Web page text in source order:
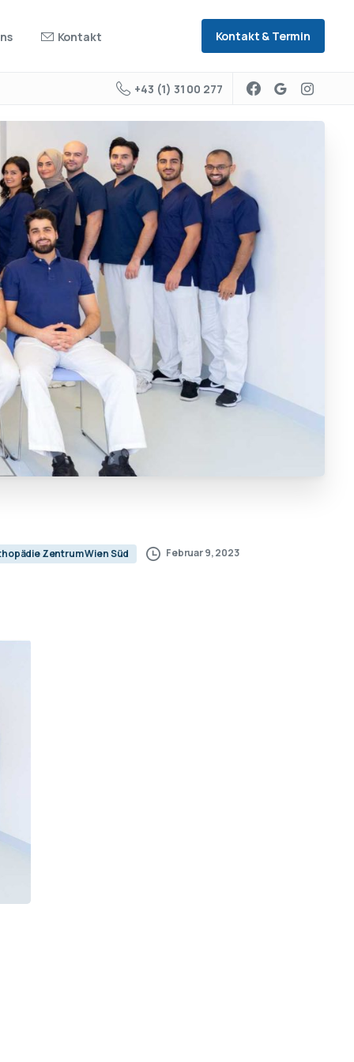
Kontakt Kontakt & Termin
+43 (1) 31 00 277
Zentrum Wien Süd Februar 9, 2023